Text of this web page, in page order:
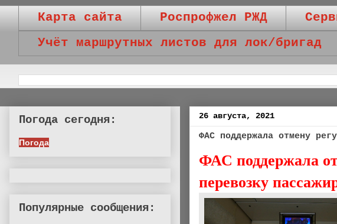
Карта сайта Роспрофжел РЖД
Учёт маршрутных листов для лок/бригад
26 августа, 2021
ФАС поддержала отмену
ФАС поддержала
перевозку
Погода сегодня:
Погода
Популярные сообщения: